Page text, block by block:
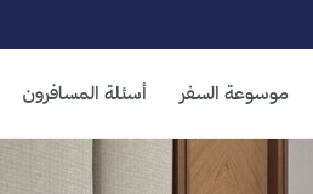
موسوعة السفر أسئلة المسافرون